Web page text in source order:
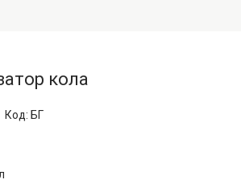
кола
Код: БГ